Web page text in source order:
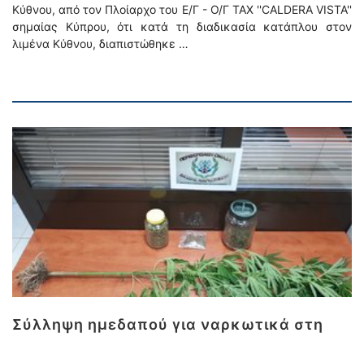
Κύθνου, από τον Πλοίαρχο του Ε/Γ - Ο/Γ TAX ''CALDERA VISTA''
σημαίας Κύπρου, ότι κατά τη διαδικασία κατάπλου στον
λιμένα Κύθνου, διαπιστώθηκε …
Σύλληψη ημεδαπού για ναρκωτικά στη